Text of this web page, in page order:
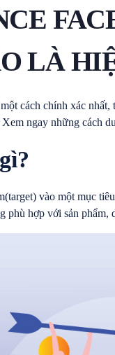
LÀ
cách chính xác
ngay những cách
vào một mục
hợp với sản phẩm,